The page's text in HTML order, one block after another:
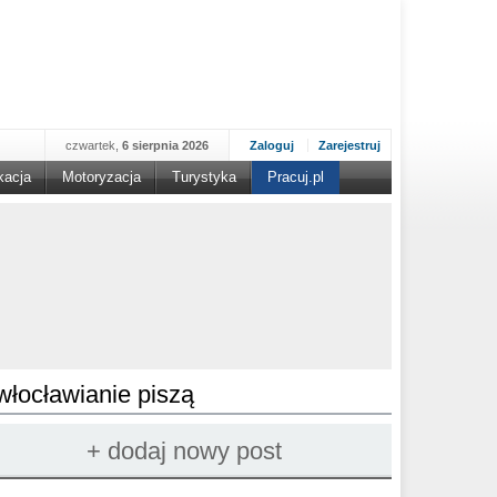
Zaloguj Zarejestruj
czwartek, 6 sierpnia 2026
Motoryzacja Turystyka Pracuj.pl
piszą